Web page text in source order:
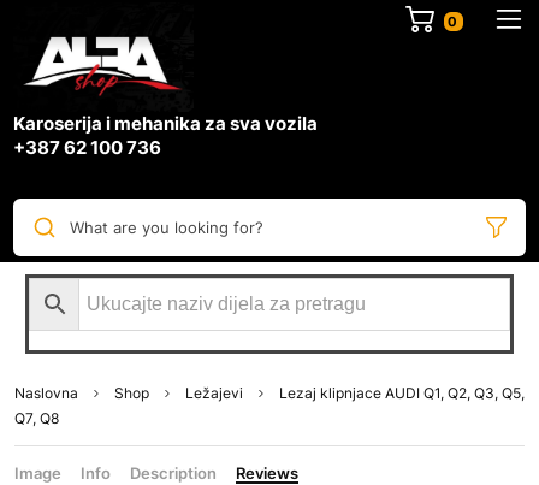
0
Karoserija i mehanika za sva vozila
+387 62 100 736
What are you looking for?
Naslovna Shop Ležajevi
Lezaj klipnjace AUDI Q1, Q2, Q3, Q5,
Q7, Q8
Image Info Description Reviews